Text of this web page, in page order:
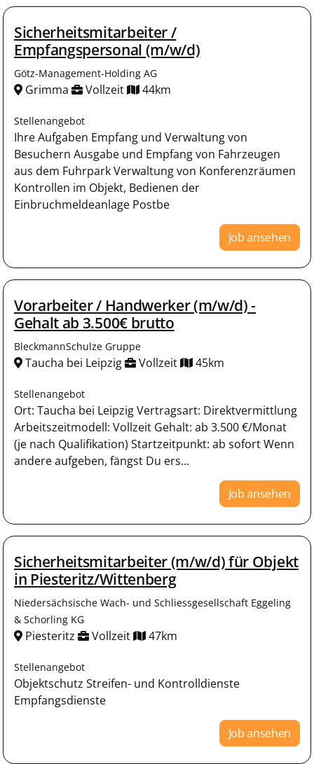
Sicherheitsmitarbeiter /
Empfangspersonal (m/w/d)
Götz-Management-Holding AG
Grimma Vollzeit 44km
Stellenangebot
Ihre Aufgaben Empfang und Verwaltung von
Besuchern Ausgabe und Empfang von Fahrzeugen
aus dem Fuhrpark Verwaltung von Konferenzräumen
Kontrollen im Objekt, Bedienen der
Einbruchmeldeanlage Postbe
Job ansehen
Vorarbeiter / Handwerker (m/w/d) -
Gehalt ab 3.500€ brutto
BleckmannSchulze Gruppe
Taucha bei Leipzig Vollzeit 45km
Stellenangebot
Ort: Taucha bei Leipzig Vertragsart: Direktvermittlung
Arbeitszeitmodell: Vollzeit Gehalt: ab 3.500 €/Monat
(je nach Qualifikation) Startzeitpunkt: ab sofort Wenn
andere aufgeben, fängst Du ers...
Job ansehen
Sicherheitsmitarbeiter (m/w/d) für Objekt
in Piesteritz/Wittenberg
Niedersächsische Wach- und Schliessgesellschaft Eggeling
& Schorling KG
Piesteritz Vollzeit 47km
Stellenangebot
Objektschutz Streifen- und Kontrolldienste
Empfangsdienste
Job ansehen